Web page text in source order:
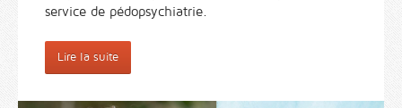
service de pédopsychiatrie.
Lire la suite